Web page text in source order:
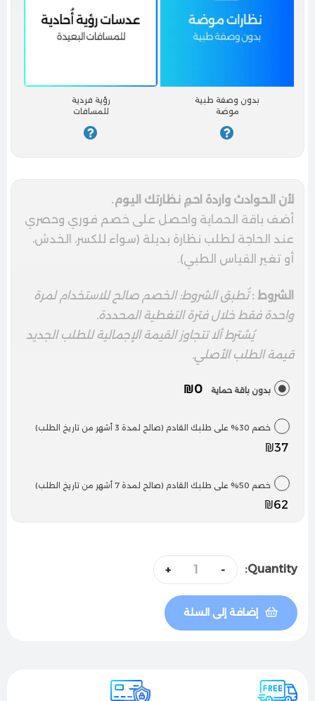
بدون وصفة طبية
موضة
رؤية فردية
للمسافات
لأن الحوادث واردة احمِ نظارتك اليوم.
أضف باقة الحماية واحصل على خصم فوري وحصري
عند الحاجة لطلب نظارة بديلة (سواء للكسر، الخدش،
أو تغير القياس الطبي).
الشروط : تُطبق الشروط: الخصم صالح للاستخدام لمرة
واحدة فقط خلال فترة التغطية المحددة.
يُشترط ألا تتجاوز القيمة الإجمالية للطلب الجديد
قيمة الطلب الأصلي.
بدون باقة حماية ₪0
خصم 30% على طلبك القادم (صالح لمدة 3 أشهر من تاريخ الطلب)
₪37
خصم 50% على طلبك القادم (صالح لمدة 7 أشهر من تاريخ الطلب)
₪62
Quantity:
-
+
إضافة إلى السلة